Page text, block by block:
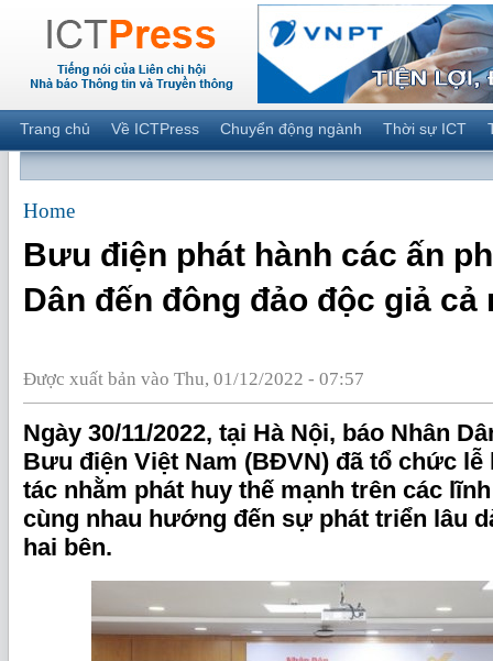
Trang chủ Về ICTPress Chuyển động ngành Thời sự ICT
Home
Bưu điện phát hành các ấn
Dân đến đông đảo độc giả
Được xuất bản vào Thu, 01/12/2022 - 07:57
Ngày 30/11/2022, tại Hà Nội, báo Nhân
Bưu điện Việt Nam (BĐVN) đã tổ chức
tác nhằm phát huy thế mạnh trên các
cùng nhau hướng đến sự phát triển lâu
hai bên.